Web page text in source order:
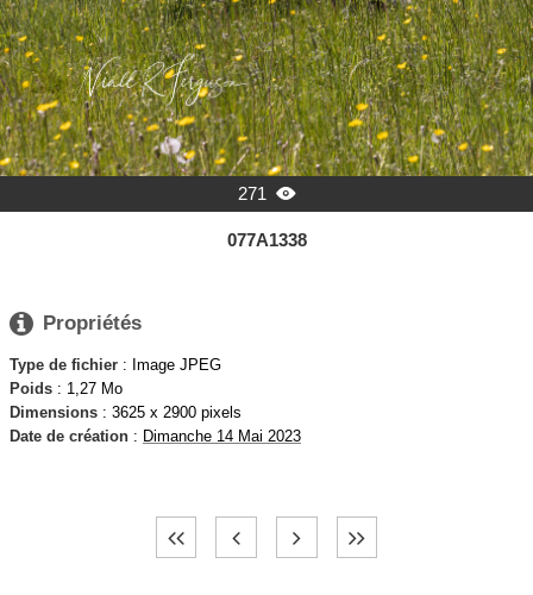
271 
077A1338
 Propriétés
Type de fichier : Image JPEG
Poids : 1,27 Mo
Dimensions : 3625 x 2900 pixels
Date de création : Dimanche 14 Mai 2023